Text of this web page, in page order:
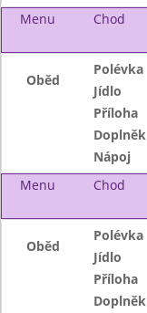
Menu
Chod
Oběd
Polévka
Jídlo
Příloha
Doplněk
Nápoj
Menu
Chod
Oběd
Polévka
Jídlo
Příloha
Doplněk